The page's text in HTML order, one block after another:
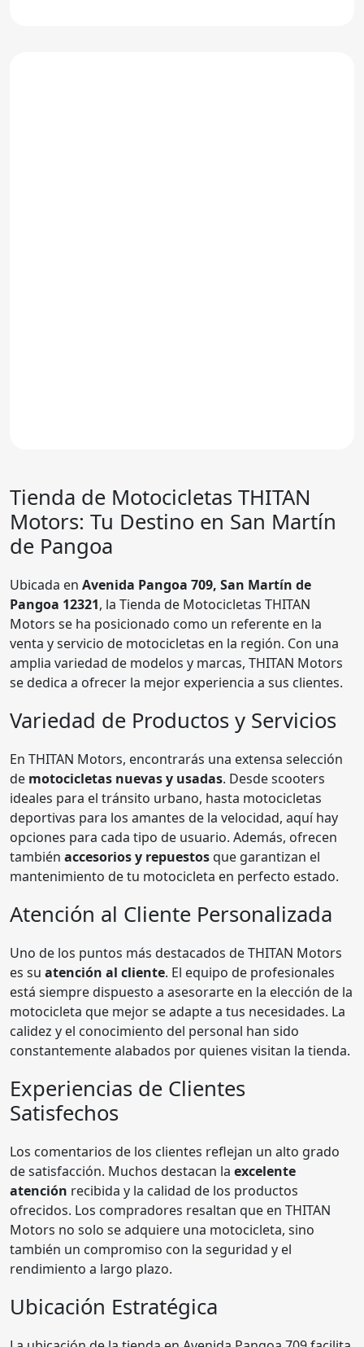
Tienda de Motocicletas THITAN
Motors: Tu Destino en San Martín
de Pangoa
Ubicada en Avenida Pangoa 709, San Martín de
Pangoa 12321, la Tienda de Motocicletas THITAN
Motors se ha posicionado como un referente en la
venta y servicio de motocicletas en la región. Con una
amplia variedad de modelos y marcas, THITAN Motors
se dedica a ofrecer la mejor experiencia a sus clientes.
Variedad de Productos y Servicios
En THITAN Motors, encontrarás una extensa selección
de motocicletas nuevas y usadas. Desde scooters
ideales para el tránsito urbano, hasta motocicletas
deportivas para los amantes de la velocidad, aquí hay
opciones para cada tipo de usuario. Además, ofrecen
también accesorios y repuestosque garantizan el
mantenimiento de tu motocicleta en perfecto estado.
Atención al Cliente Personalizada
Uno de los puntos más destacados de THITAN Motors
es su atención al cliente. El equipo de profesionales
está siempre dispuesto a asesorarte en la elección de la
motocicleta que mejor se adapte a tus necesidades. La
calidez y el conocimiento del personal han sido
constantemente alabados por quienes visitan la tienda.
Experiencias de Clientes
Satisfechos
Los comentarios de los clientes reflejan un alto grado
de satisfacción. Muchos destacan la excelente
atención recibida y la calidad de los productos
ofrecidos. Los compradores resaltan que en THITAN
Motors no solo se adquiere una motocicleta, sino
también un compromiso con la seguridad y el
rendimiento a largo plazo.
Ubicación Estratégica